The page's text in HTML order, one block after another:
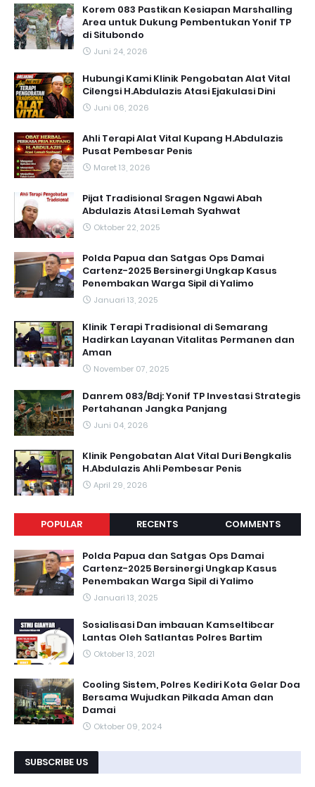
Korem 083 Pastikan Kesiapan Marshalling
Area untuk Dukung Pembentukan Yonif TP
di Situbondo
Juni 24, 2026
Hubungi Kami Klinik Pengobatan Alat Vital
Cilengsi H.Abdulazis Atasi Ejakulasi Dini
Juni 06, 2026
Ahli Terapi Alat Vital Kupang H.Abdulazis
Pusat Pembesar Penis
Maret 13, 2026
Pijat Tradisional Sragen Ngawi Abah
Abdulazis Atasi Lemah Syahwat
Oktober 22, 2025
Polda Papua dan Satgas Ops Damai
Cartenz-2025 Bersinergi Ungkap Kasus
Penembakan Warga Sipil di Yalimo
Januari 13, 2025
Klinik Terapi Tradisional di Semarang
Hadirkan Layanan Vitalitas Permanen dan
Aman
November 07, 2025
Danrem 083/Bdj: Yonif TP Investasi Strategis
Pertahanan Jangka Panjang
Juni 04, 2026
Klinik Pengobatan Alat Vital Duri Bengkalis
H.Abdulazis Ahli Pembesar Penis
April 29, 2026
POPULAR RECENTS COMMENTS
Polda Papua dan Satgas Ops Damai
Cartenz-2025 Bersinergi Ungkap Kasus
Penembakan Warga Sipil di Yalimo
Januari 13, 2025
Sosialisasi Dan imbauan Kamseltibcar
Lantas Oleh Satlantas Polres Bartim
Oktober 13, 2021
Cooling Sistem, Polres Kediri Kota Gelar Doa
Bersama Wujudkan Pilkada Aman dan
Damai
Oktober 09, 2024
SUBSCRIBE US